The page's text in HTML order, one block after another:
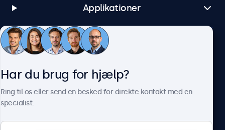
Applikationer
Kundeservice
Har du brug for hjælp?
Ring til os eller send en besked for direkte kontakt med en
specialist.